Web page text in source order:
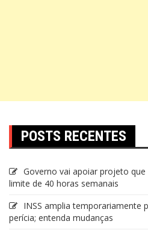
POSTS RECENTES
Governo vai apoiar projeto
limite de 40 horas semanais
INSS amplia temporariamente
perícia; entenda mudanças